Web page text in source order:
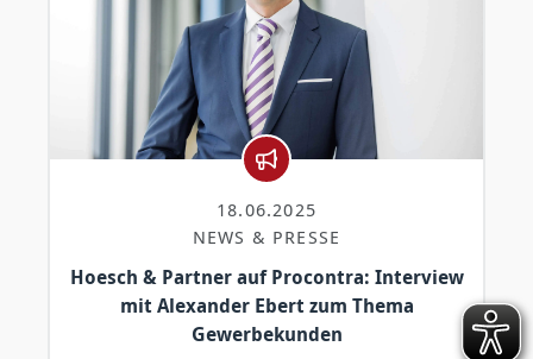
18.06.2025
NEWS & PRESSE
Hoesch & Partner auf Procontra: Interview
mit Alexander Ebert zum Thema
Gewerbekunden